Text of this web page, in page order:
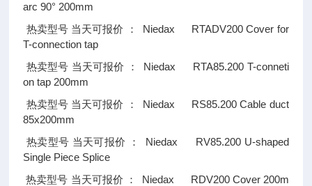
arc 90° 200mm
热卖型号 当天可报价 ：
Niedax RTADV200 Cover for
T-connection tap
热卖型号 当天可报价 ：
Niedax RTA85.200 T-conneti
on tap 200mm
热卖型号 当天可报价 ：
Niedax RS85.200 Cable duct
85x200mm
热卖型号 当天可报价 ：
Niedax RV85.200 U-shaped
Single Piece Splice
热卖型号 当天可报价 ：
Niedax RDV200 Cover 200m